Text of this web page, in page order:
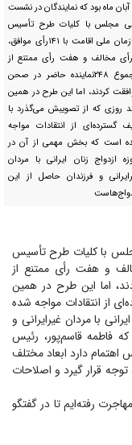
۲۲ آبان ماه بود که نمایندگان در نشست
مجلس با کلیات طرح تأسیس
سازمان ملی اقامت با ۱۴۱رأی موافق،
۹۱رأی مخالف و هفت رأی ممتنع از
مجموع ۲۴۸نماینده حاضر در صحن
کردند، اما این طرح در همین
روزی که از تصویبش می‌گذرد با
گسترده‌ای از انتقادات مواجه
است که بخش مهمی از آن در
ازدواج زنان ایرانی با مردان
و فرزندان حاصل از این
با کلیات طرح تأسیس
با ۱۴۱رأی موافق، ۹۱رأی مخالف و هفت رأی ممتنع از
اما این طرح در همین
از انتقادات مواجه شده
با مردان غیر‌ایرانی و
فاطمه قاسم‌پور، رئیس
دارد ابعاد مختلف
قرار گیرد و اصلاحات
رفته‌ایم تا در گفتگو